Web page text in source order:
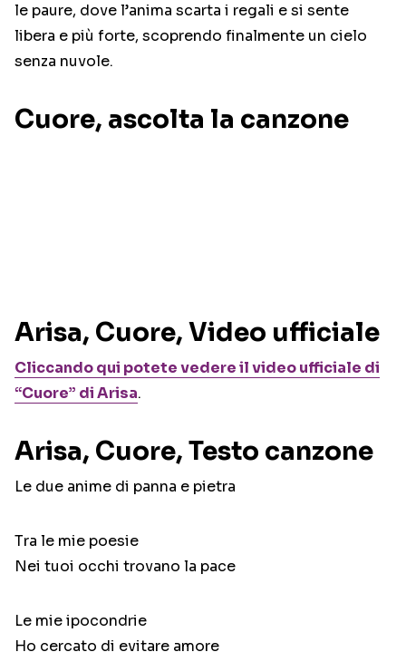
le paure, dove l’anima scarta i regali e si sente
libera e più forte, scoprendo finalmente un cielo
senza nuvole.
Cuore, ascolta la canzone
Arisa, Cuore, Video ufficiale
Cliccando qui potete vedere il video ufficiale di
“Cuore” di Arisa.
Arisa, Cuore, Testo canzone
Le due anime di panna e pietra
Tra le mie poesie
Nei tuoi occhi trovano la pace
Le mie ipocondrie
Ho cercato di evitare amore